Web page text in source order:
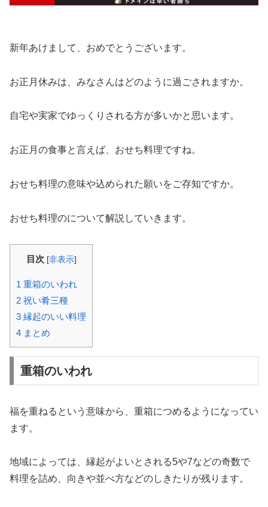
新年あけまして、おめでとうございます。
お正月休みは、みなさんはどのように過ごされますか。
自宅や実家でゆっくりされる方が多いかと思います。
お正月の食事と言えば、おせち料理ですね。
おせち料理の意味や込められた願いをご存知ですか。
おせち料理のについて解説していきます。
目次 [非表示]
1 重箱のいわれ
2 祝い肴三種
3 縁起のいい料理
4 まとめ
重箱のいわれ
福を重ねるという意味から、重箱につめるようになってい
ます。
地域によっては、縁起がよいとされる5や7などの奇数で
料理を詰め、向きや並べ方などのしきたりが残ります。